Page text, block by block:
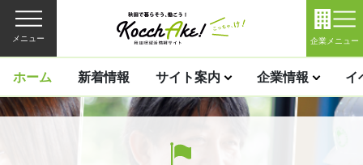
メニュー 企業メニュー
ホーム 新着情報 サイト案内 企業情報 イ